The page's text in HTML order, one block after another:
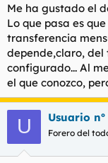
Me ha gustado el
Lo que pasa es
transferencia
depende,claro, del
configurado... Al
el que conozco,
U Usuario nº
Forero del